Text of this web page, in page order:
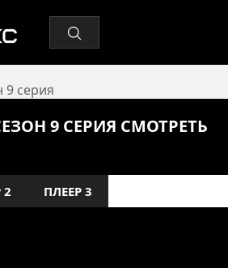
9 серия
9 СЕРИЯ СМОТРЕТЬ
2 ПЛЕЕР 3